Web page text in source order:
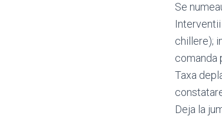
Se
Interventii
chillere);
comanda
Taxa
Deja la